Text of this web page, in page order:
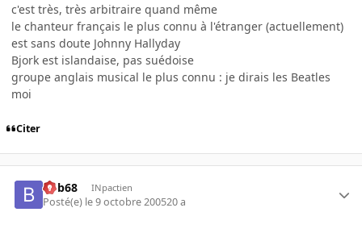
c'est très, très arbitraire quand même
le chanteur français le plus connu à l'étranger (actuellement)
est sans doute Johnny Hallyday
Bjork est islandaise, pas suédoise
groupe anglais musical le plus connu : je dirais les Beatles
moi
Citer
bob68 INpactien
Posté(e) le 9 octobre 200520 a